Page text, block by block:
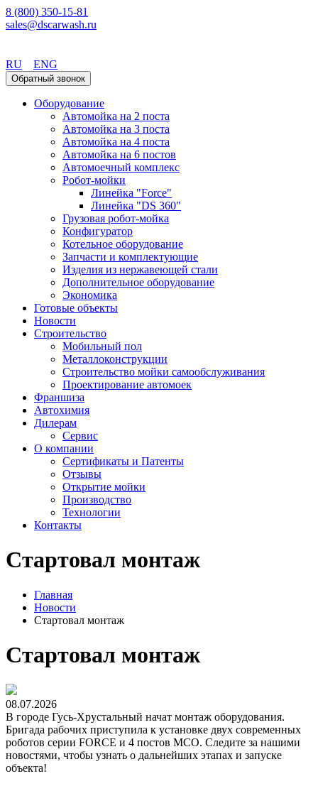
8 (800) 350-15-81
sales@dscarwash.ru
RU
ENG
Обратный звонок
Оборудование
Автомойка на 2 поста
Автомойка на 3 поста
Автомойка на 4 поста
Автомойка на 6 постов
Автомоечный комплекс
Робот-мойки
Линейка "Force"
Линейка "DS 360"
Грузовая робот-мойка
Конфигуратор
Котельное оборудование
Запчасти и комплектующие
Изделия из нержавеющей стали
Дополнительное оборудование
Экономика
Готовые объекты
Новости
Строительство
Мобильный пол
Металлоконструкции
Строительство мойки самообслуживания
Проектирование автомоек
Франшиза
Автохимия
Дилерам
Сервис
О компании
Сертификаты и Патенты
Отзывы
Открытие мойки
Производство
Технологии
Контакты
Стартовал монтаж
Главная
Новости
Стартовал монтаж
Стартовал монтаж
08.07.2026
В городе Гусь-Хрустальный начат монтаж оборудования.
Бригада рабочих приступила к установке двух современных
роботов серии FORCE и 4 постов МСО. Следите за нашими
новостями, чтобы узнать о дальнейших этапах и запуске
объекта!